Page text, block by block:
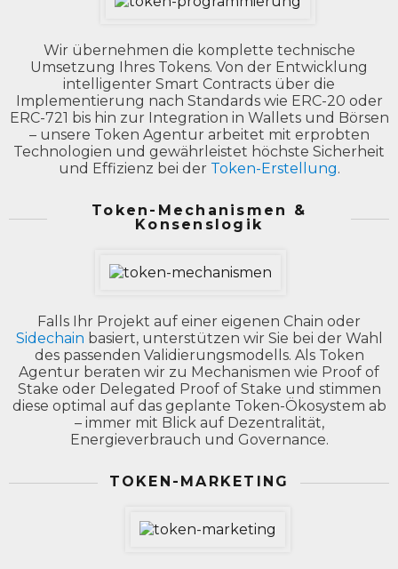
Wir übernehmen die komplette technische
Umsetzung Ihres Tokens. Von der Entwicklung
intelligenter Smart Contracts über die
Implementierung nach Standards wie ERC-20 oder
ERC-721 bis hin zur Integration in Wallets und Börsen
– unsere Token Agentur arbeitet mit erprobten
Technologien und gewährleistet höchste Sicherheit
und Effizienz bei der Token-Erstellung.
Token-Mechanismen &
Konsenslogik
Falls Ihr Projekt auf einer eigenen Chain oder
Sidechain basiert, unterstützen wir Sie bei der Wahl
des passenden Validierungsmodells. Als Token
Agentur beraten wir zu Mechanismen wie Proof of
Stake oder Delegated Proof of Stake und stimmen
diese optimal auf das geplante Token-Ökosystem ab
– immer mit Blick auf Dezentralität,
Energieverbrauch und Governance.
TOKEN-MARKETING